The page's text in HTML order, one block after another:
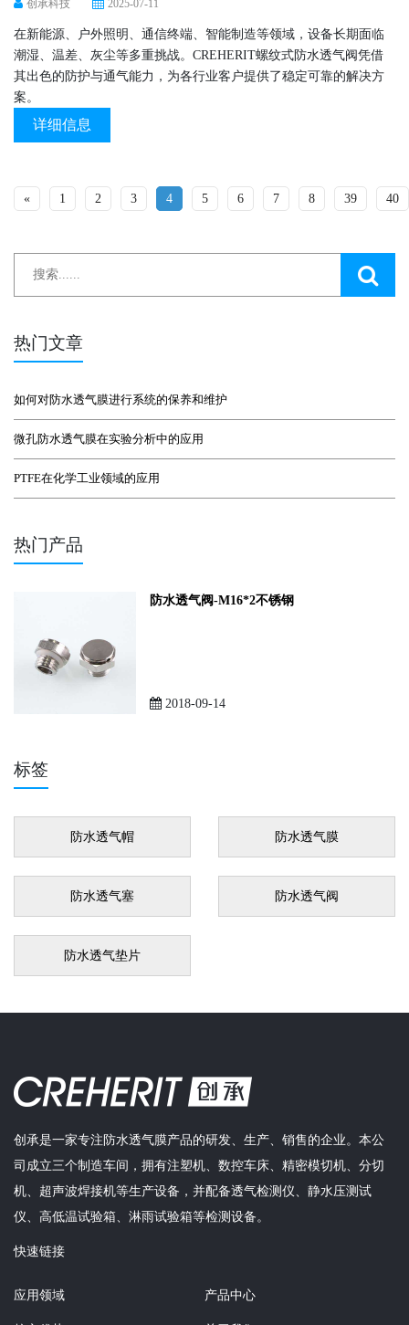
创承科技 2025-07-11
在新能源、户外照明、通信终端、智能制造等领域，设备长期面临
潮湿、温差、灰尘等多重挑战。CREHERIT螺纹式防水透气阀凭借
其出色的防护与通气能力，为各行业客户提供了稳定可靠的解决方
案。
详细信息
« 1 2 3 4 5 6 7 8 39 40
热门文章
如何对防水透气膜进行系统的保养和维护
微孔防水透气膜在实验分析中的应用
PTFE在化学工业领域的应用
热门产品
防水透气阀-M16*2不锈钢
2018-09-14
标签
防水透气帽 防水透气膜
防水透气塞 防水透气阀
防水透气垫片
创承是一家专注防水透气膜产品的研发、生产、销售的企业。本公
司成立三个制造车间，拥有注塑机、数控车床、精密模切机、分切
机、超声波焊接机等生产设备，并配备透气检测仪、静水压测试
仪、高低温试验箱、淋雨试验箱等检测设备。
快速链接
应用领域 产品中心